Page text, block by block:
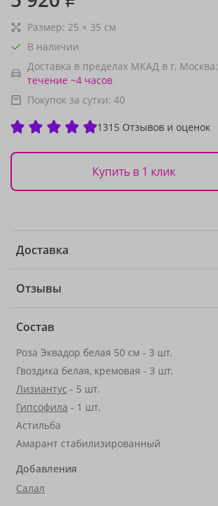
Размер: 25 × 35 см
В наличии
Доставка в пределах МКАД в г. Москва:
течение ~4 часов
Покупок за сутки: 40
1315 Отзывов и оценок
Купить в 1 клик
Доставка
Отзывы
Состав
Роза Эквадор белая 50 см - 3 шт.
Гвоздика белая, кремовая - 3 шт.
Лизиантус - 5 шт.
Гипсофила - 1 шт.
Астильба
Амарант стабилизированный
Добавления
Салал